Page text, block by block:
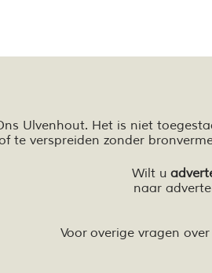
Ulvenhout. Het is niet
te verspreiden zonder
Wilt u
naar
Voor overige vragen